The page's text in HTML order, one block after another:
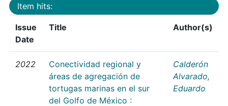
Item hits:
Issue
Date
Title Author(s)
2022
Conectividad regional y
áreas de agregación de
tortugas marinas en el sur
del Golfo de México :
Calderón
Alvarado,
Eduardo